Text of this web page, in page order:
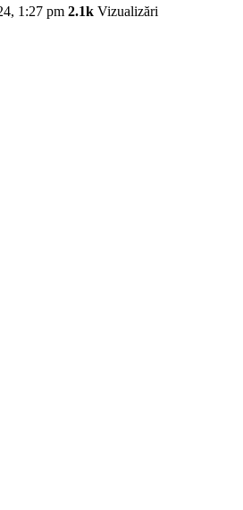
1:27 pm 2.1k Vizualizări